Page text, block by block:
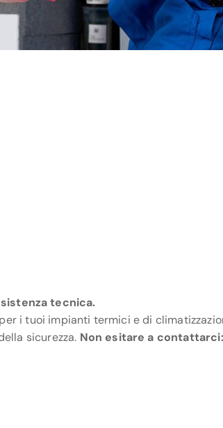
tecnica.
per i tuoi impianti termici e di
sicurezza. Non esitare a contattarci: